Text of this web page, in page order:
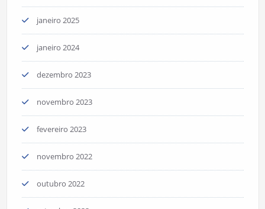
janeiro 2025
janeiro 2024
dezembro 2023
novembro 2023
fevereiro 2023
novembro 2022
outubro 2022